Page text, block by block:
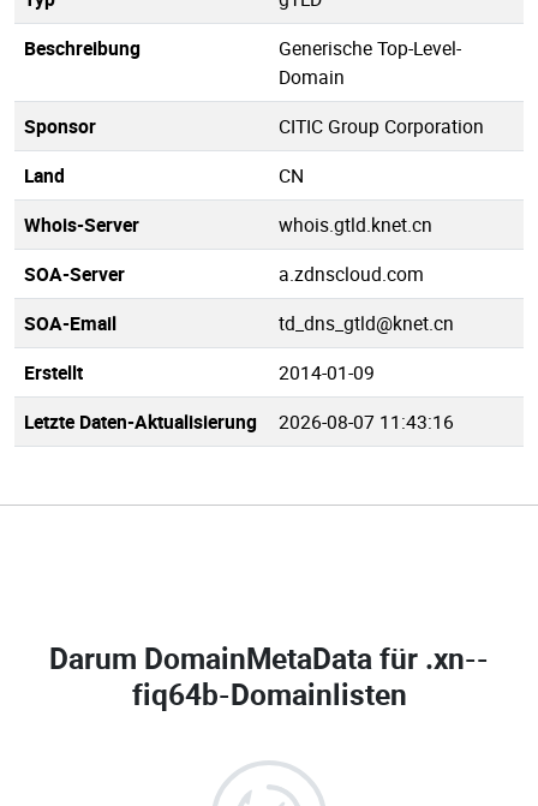
Beschreibung
Generische Top-Level-
Domain
Sponsor
CITIC Group Corporation
Land
CN
Whois-Server
whois.gtld.knet.cn
SOA-Server
a.zdnscloud.com
SOA-Email
td_dns_gtld@knet.cn
Erstellt
2014-01-09
Letzte Daten-Aktualisierung
2026-08-07 11:43:16
Darum DomainMetaData für .xn--
fiq64b-Domainlisten